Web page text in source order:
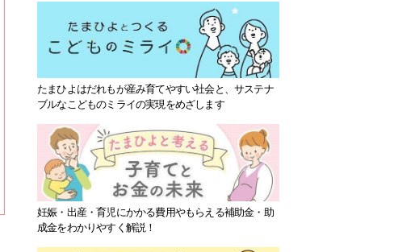
たまひよはだれもが産み育てやすい社会と、サステナ
ブルなこどものミライの実現をめざします
妊娠・出産・育児にかかる費用やもらえる補助金・助
成金をわかりやすく解説！